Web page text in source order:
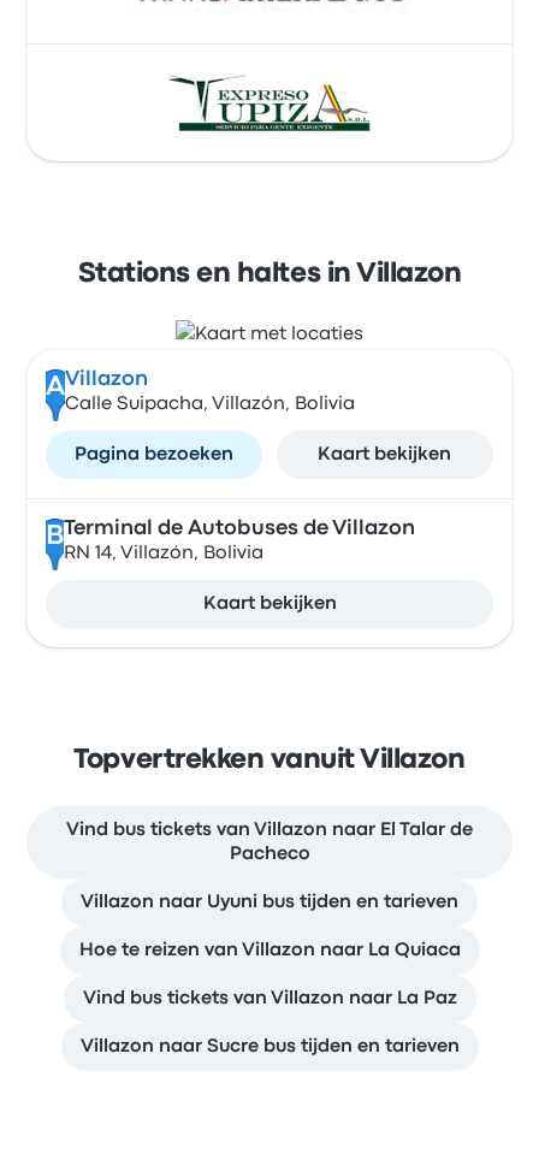
Stations en haltes in Villazon
AVillazon
Calle Suipacha, Villazón, Bolivia
Pagina bezoeken Kaart bekijken
B Terminal de Autobuses de Villazon
RN 14, Villazón, Bolivia
Kaart bekijken
Topvertrekken vanuit Villazon
Vind bus tickets van Villazon naar El Talar de
Pacheco
Villazon naar Uyuni bus tijden en tarieven
Hoe te reizen van Villazon naar La Quiaca
Vind bus tickets van Villazon naar La Paz
Villazon naar Sucre bus tijden en tarieven